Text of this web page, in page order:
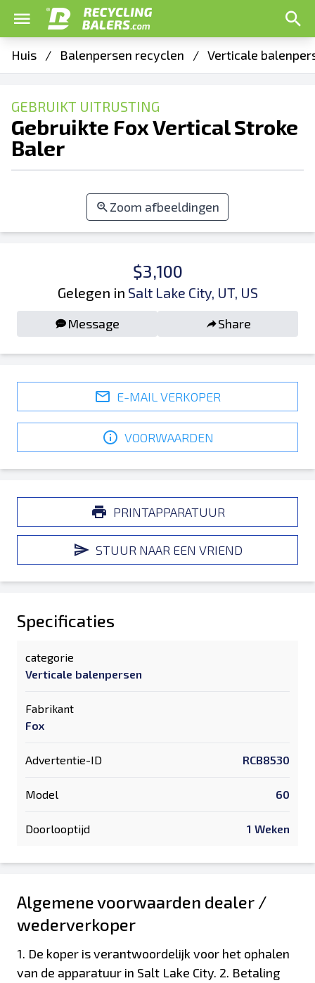
Huis / Balenpersen recyclen / Verticale
GEBRUIKT UITRUSTING
Gebruikte Fox Vertical Stroke
Baler
Zoom afbeeldingen
$3,100
Gelegen in Salt Lake City, UT, US
Message Share
E-MAIL VERKOPER
VOORWAARDEN
PRINTAPPARATUUR
STUUR NAAR EEN VRIEND
Specificaties
categorie
Verticale balenpersen
Fabrikant
Fox
Advertentie-ID RCB8530
Model 60
Doorlooptijd 1 Weken
Algemene voorwaarden dealer /
wederverkoper
1. De koper is verantwoordelijk voor het ophalen
van de apparatuur in Salt Lake City. 2. Betaling